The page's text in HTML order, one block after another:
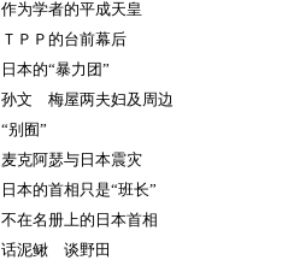
作为学者的平成天皇
ＴＰＰ的台前幕后
日本的“暴力团”
孙文 梅屋两夫妇及周边
“别囿”
麦克阿瑟与日本震灾
日本的首相只是“班长”
不在名册上的日本首相
话泥鳅 谈野田